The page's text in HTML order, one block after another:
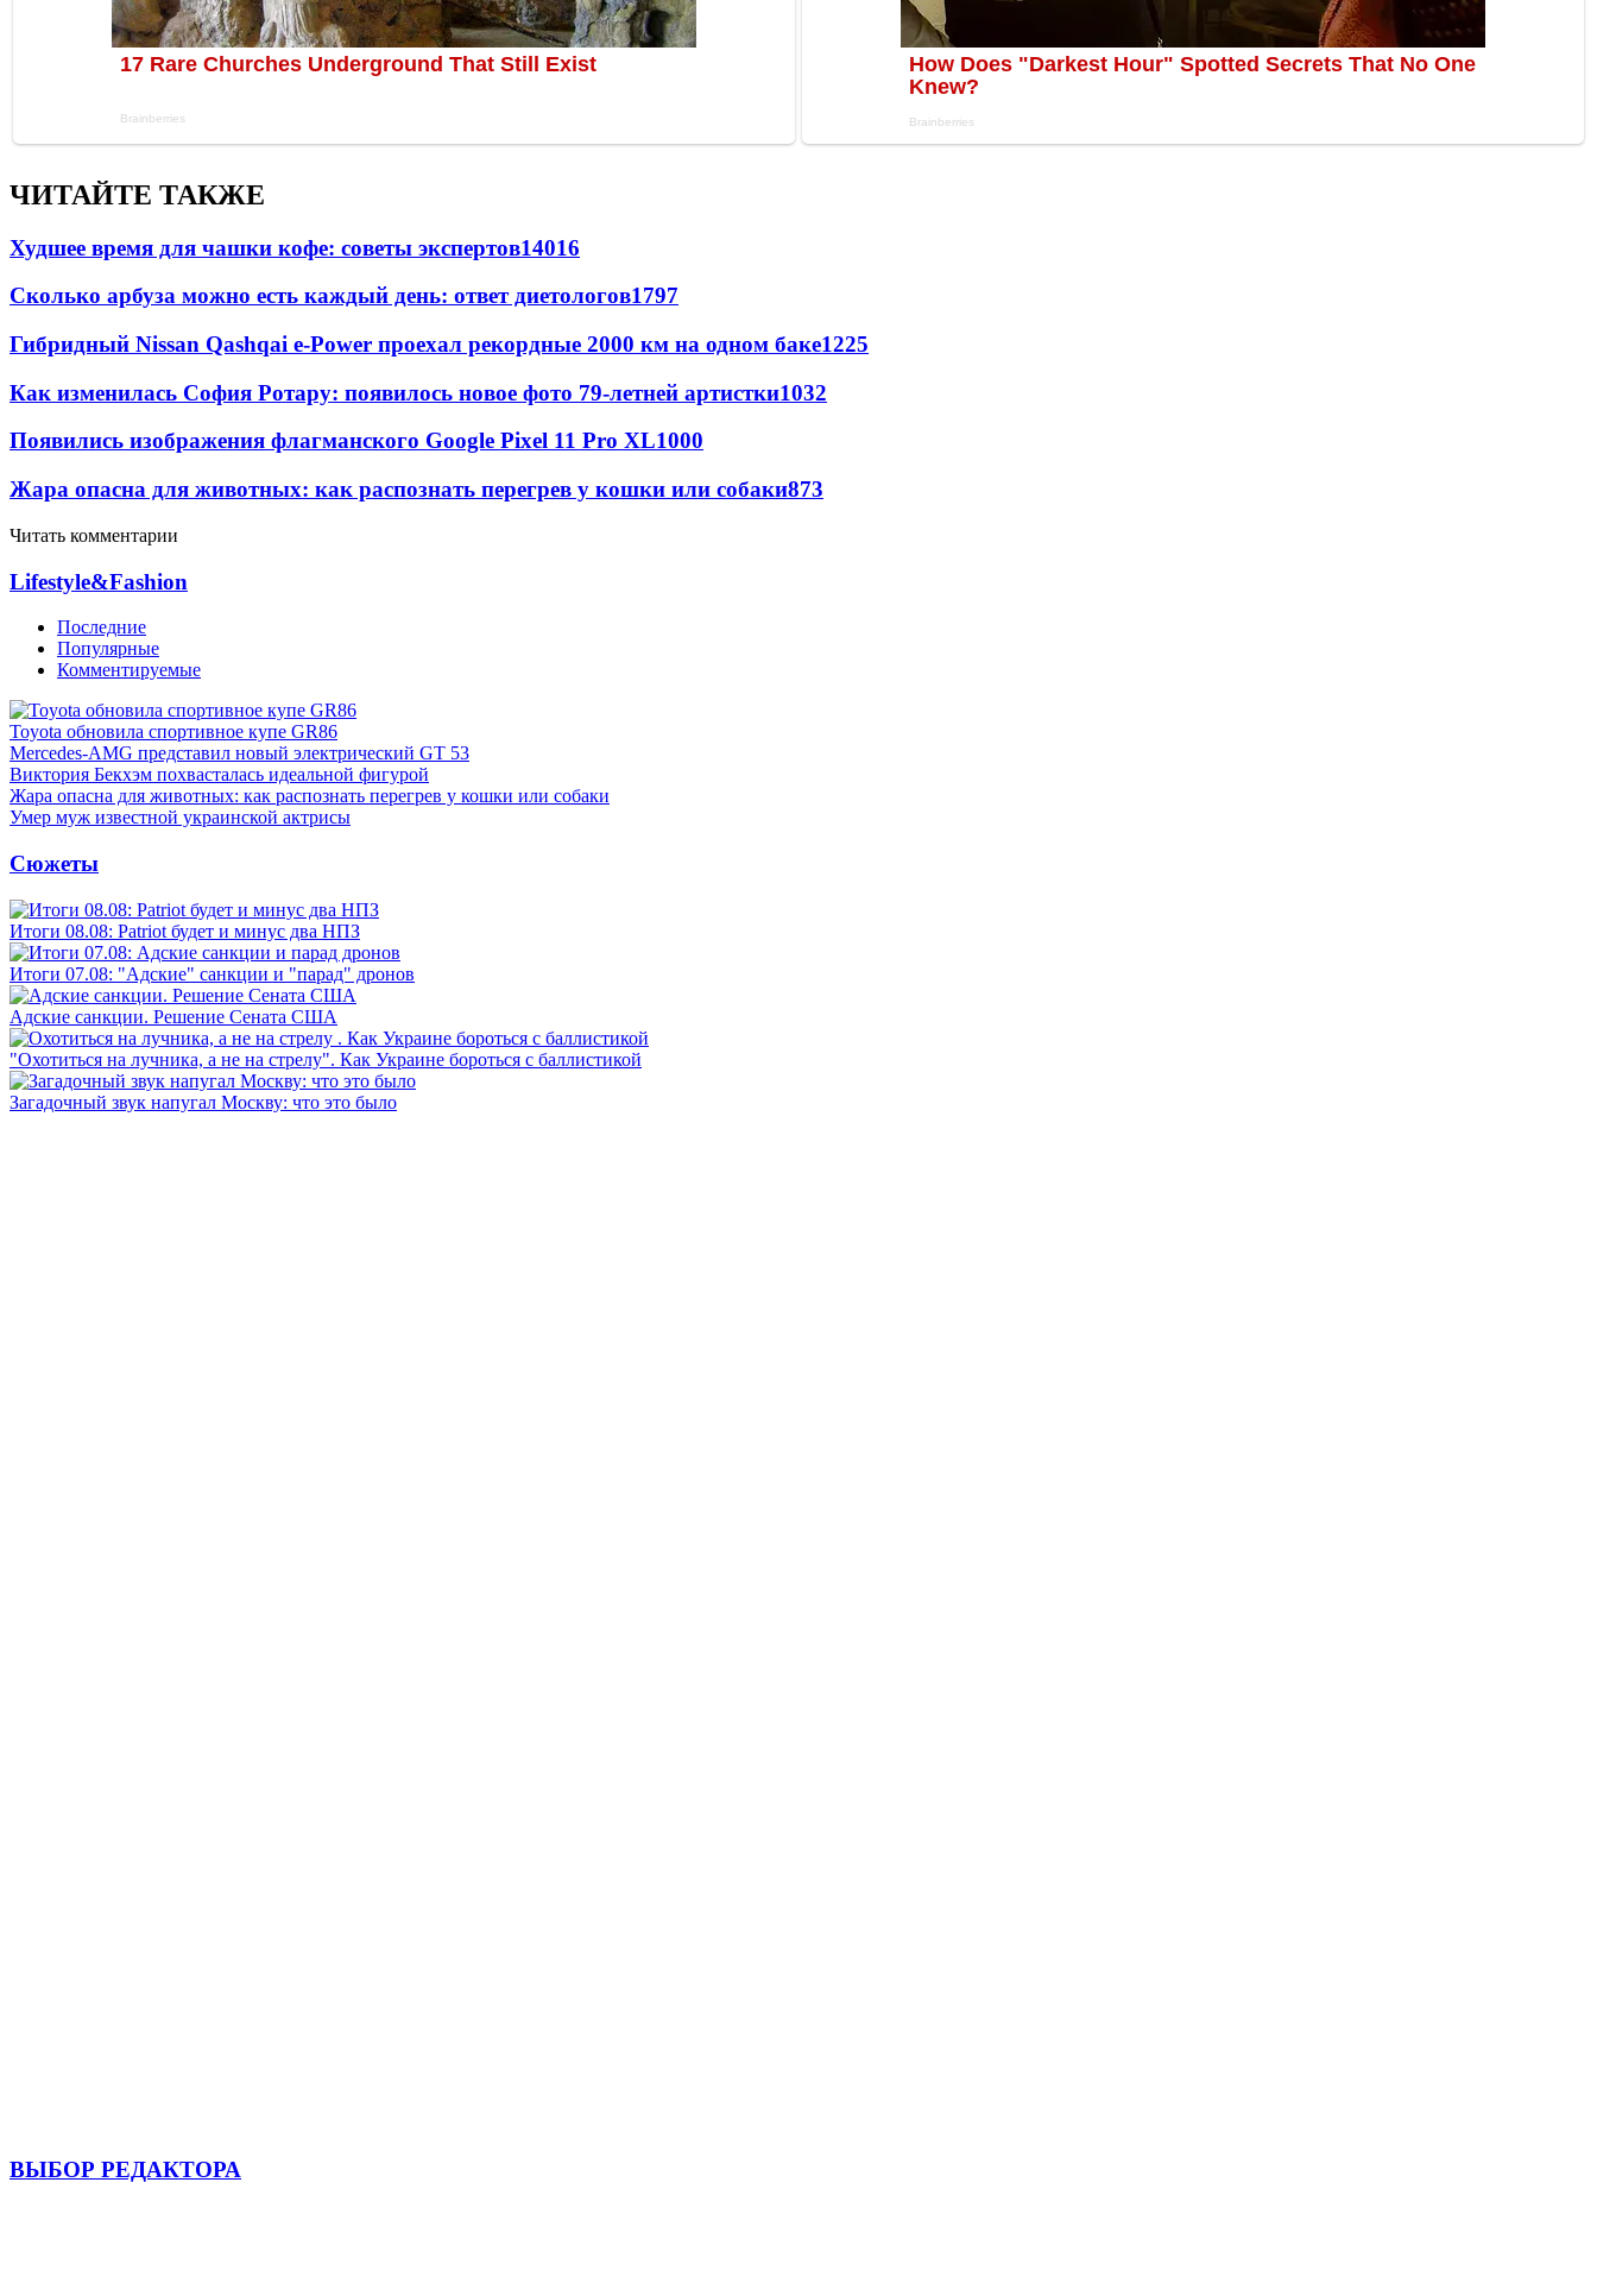
ЧИТАЙТЕ ТАКЖЕ
Худшее время для чашки кофе: советы экспертов14016
Сколько арбуза можно есть каждый день: ответ диетологов1797
Гибридный Nissan Qashqai e-Power проехал рекордные 2000 км на одном баке1225
Как изменилась София Ротару: появилось новое фото 79-летней артистки1032
Появились изображения флагманского Google Pixel 11 Pro XL1000
Жара опасна для животных: как распознать перегрев у кошки или собаки873
Читать комментарии
Lifestyle&Fashion
Последние
Популярные
Комментируемые
Toyota обновила спортивное купе GR86
Mercedes-AMG представил новый электрический GT 53
Виктория Бекхэм похвасталась идеальной фигурой
Жара опасна для животных: как распознать перегрев у кошки или собаки
Умер муж известной украинской актрисы
Сюжеты
Итоги 08.08: Patriot будет и минус два НПЗ
Итоги 07.08: "Адские" санкции и "парад" дронов
Адские санкции. Решение Сената США
"Охотиться на лучника, а не на стрелу". Как Украине бороться с баллистикой
Загадочный звук напугал Москву: что это было
ВЫБОР РЕДАКТОРА